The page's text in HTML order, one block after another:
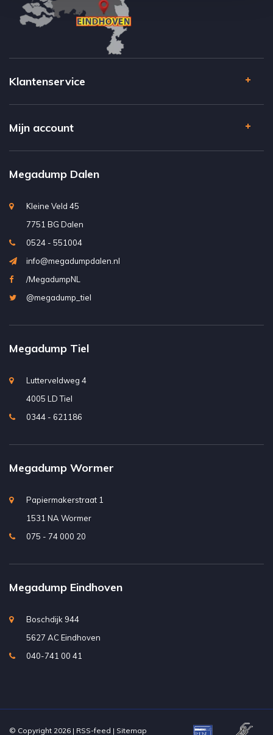
Klantenservice
Mijn account
Megadump Dalen
Kleine Veld 45
7751 BG Dalen
0524 - 551004
info@megadumpdalen.nl
/MegadumpNL
@megadump_tiel
Megadump Tiel
Lutterveldweg 4
4005 LD Tiel
0344 - 621186
Megadump Wormer
Papiermakerstraat 1
1531 NA Wormer
075 - 74 000 20
Megadump Eindhoven
Boschdijk 944
5627 AC Eindhoven
040-741 00 41
© Copyright 2026 | RSS-feed | Sitemap